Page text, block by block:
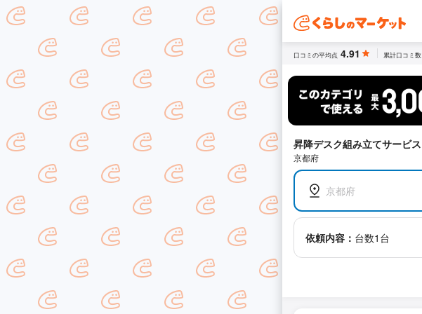
口コミの平均点 4.91 累計口コミ数
昇降デスク組み立てサービス
京都府
京都府
依頼内容： 台数1台